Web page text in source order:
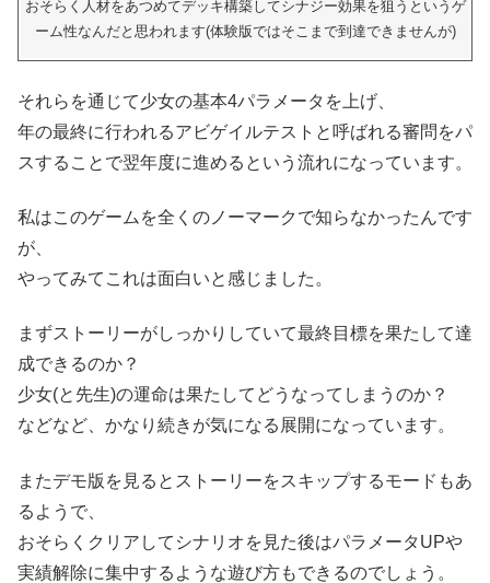
おそらく人材をあつめてデッキ構築してシナジー効果を狙うというゲ
ーム性なんだと思われます(体験版ではそこまで到達できませんが)
それらを通じて少女の基本4パラメータを上げ、
年の最終に行われるアビゲイルテストと呼ばれる審問をパ
スすることで翌年度に進めるという流れになっています。
私はこのゲームを全くのノーマークで知らなかったんです
が、
やってみてこれは面白いと感じました。
まずストーリーがしっかりしていて最終目標を果たして達
成できるのか？
少女(と先生)の運命は果たしてどうなってしまうのか？
などなど、かなり続きが気になる展開になっています。
またデモ版を見るとストーリーをスキップするモードもあ
るようで、
おそらくクリアしてシナリオを見た後はパラメータUPや
実績解除に集中するような遊び方もできるのでしょう。